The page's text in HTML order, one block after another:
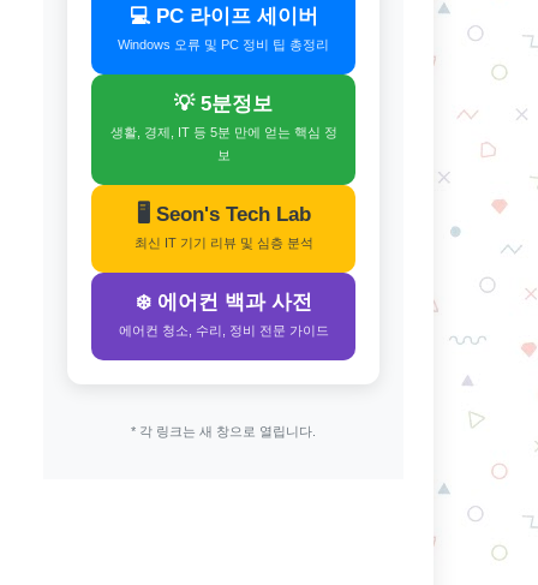
💻 PC 라이프 세이버
Windows 오류 및 PC 정비 팁 총정리
💡 5분정보
생활, 경제, IT 등 5분 만에 얻는 핵심 정
보
🖥️ Seon's Tech Lab
최신 IT 기기 리뷰 및 심층 분석
❄️ 에어컨 백과 사전
에어컨 청소, 수리, 정비 전문 가이드
* 각 링크는 새 창으로 열립니다.